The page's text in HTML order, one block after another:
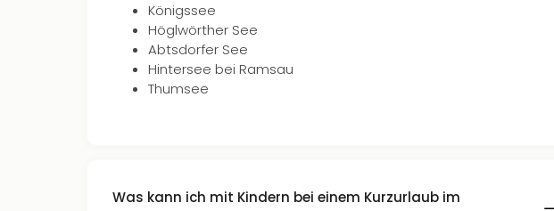
Königssee
Höglwörther See
Abtsdorfer See
Hintersee bei Ramsau
Thumsee
Was kann ich mit Kindern bei einem Kurzurlaub im